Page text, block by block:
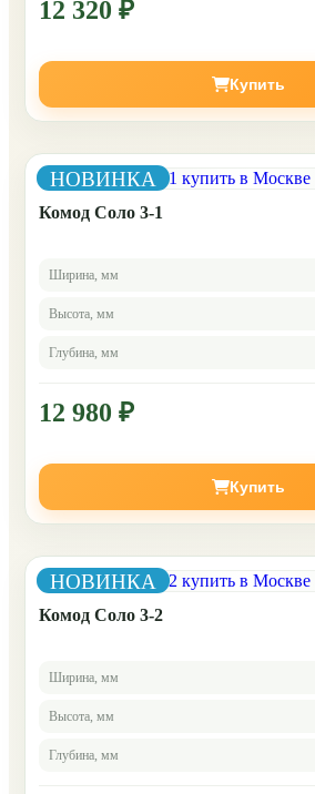
12 320 ₽
Купить
НОВИНКА
Комод Соло 3-1
Ширина, мм
Высота, мм
Глубина, мм
12 980 ₽
Купить
НОВИНКА
Комод Соло 3-2
Ширина, мм
Высота, мм
Глубина, мм